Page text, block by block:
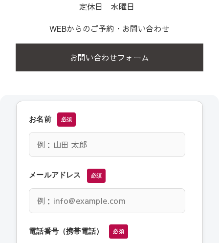
定休日 水曜日
WEBからのご予約・お問い合わせ
お問い合わせフォーム
お名前 必須
メールアドレス 必須
電話番号（携帯電話） 必須